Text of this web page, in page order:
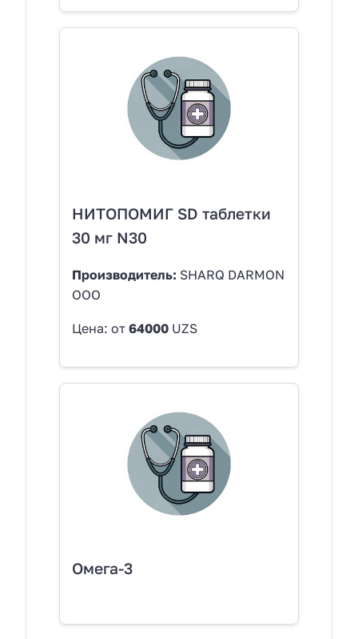
НИТОПОМИГ SD таблетки
30 мг N30
Производитель: SHARQ DARMON
OOO
Цена: от 64000 UZS
Омега-3